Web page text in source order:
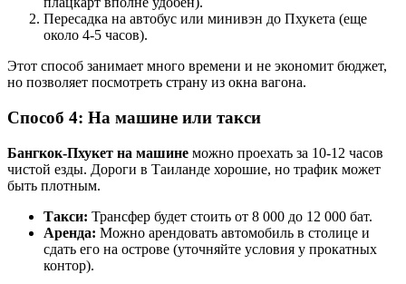
Пересадка на автобус или минивэн до Пхукета (еще
около 4-5 часов).
Этот способ занимает много времени и не экономит бюджет,
но позволяет посмотреть страну из окна вагона.
Способ 4: На машине или такси
Бангкок-Пхукет на машине можно проехать за 10-12 часов
чистой езды. Дороги в Таиланде хорошие, но трафик может
быть плотным.
Такси: Трансфер будет стоить от 8 000 до 12 000 бат.
Аренда: Можно арендовать автомобиль в столице и
сдать его на острове (уточняйте условия у прокатных
контор).